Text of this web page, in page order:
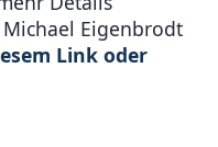
Eigenbrodt
Link oder